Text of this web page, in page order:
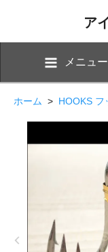
ア
メニュー
ホーム > HOOKS フ